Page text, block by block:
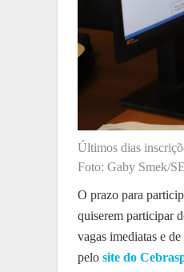
Últimos dias
Foto: Gaby Smek/
O prazo para
quiserem participar
vagas imediatas e
pelo site do